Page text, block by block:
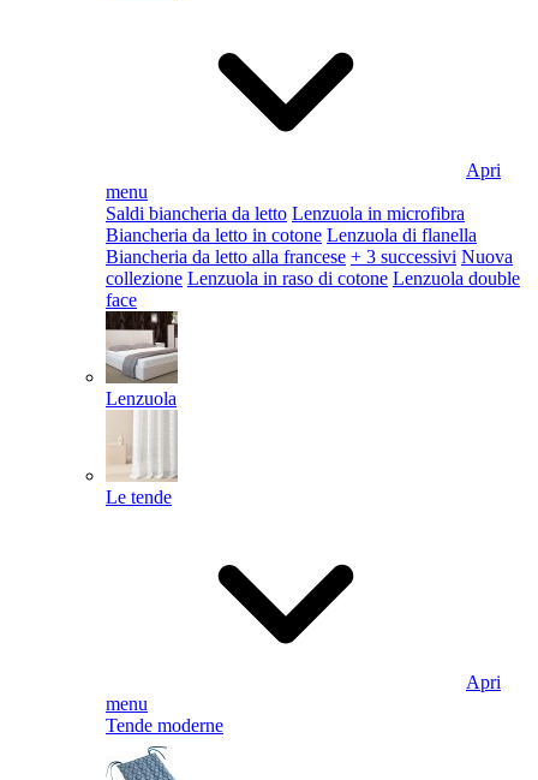
Apri
menu
Saldi biancheria da letto Lenzuola in microfibra
Biancheria da letto in cotone Lenzuola di flanella
Biancheria da letto alla francese + 3 successivi Nuova
collezione Lenzuola in raso di cotone Lenzuola double
face
Lenzuola
Le tende
Apri
menu
Tende moderne